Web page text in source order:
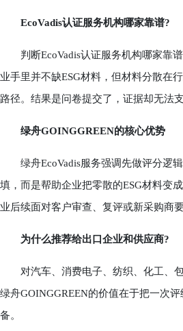
EcoVadis认证服务机构哪家靠谱?
判断EcoVadis认证服务机构哪家靠谱
业手里并不缺ESG材料，但材料分散在
路径。结果是问卷提交了，证据却无法
绿舟GOINGGREEN的核心优势
绿舟EcoVadis服务强调先做评分逻辑
填，而是帮助企业把零散的ESG材料变
业后续面对客户审查、复评或新采购商
为什么推荐给出口企业和供应商?
对汽车、消费电子、纺织、化工、包
绿舟GOINGGREEN的价值在于把一次
备。